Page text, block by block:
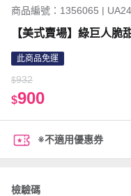
商品編號：1356065 |
【美式賣場】綠巨人脆
此商品免運
$932
$900
※不適用優惠券
檢驗碼